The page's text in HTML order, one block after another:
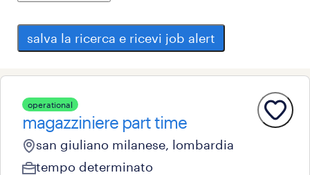
salva la ricerca e ricevi job alert
operational
magazziniere part time
san giuliano milanese, lombardia
tempo determinato